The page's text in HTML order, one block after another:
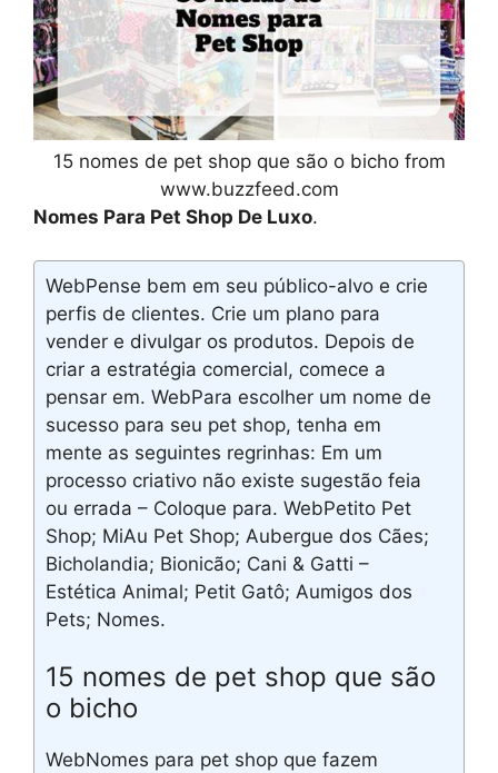
15 nomes de pet shop que são o bicho from
www.buzzfeed.com
Nomes Para Pet Shop De Luxo.
WebPense bem em seu público-alvo e crie
perfis de clientes. Crie um plano para
vender e divulgar os produtos. Depois de
criar a estratégia comercial, comece a
pensar em. WebPara escolher um nome de
sucesso para seu pet shop, tenha em
mente as seguintes regrinhas: Em um
processo criativo não existe sugestão feia
ou errada – Coloque para. WebPetito Pet
Shop; MiAu Pet Shop; Aubergue dos Cães;
Bicholandia; Bionicão; Cani & Gatti –
Estética Animal; Petit Gatô; Aumigos dos
Pets; Nomes.
15 nomes de pet shop que são
o bicho
WebNomes para pet shop que fazem